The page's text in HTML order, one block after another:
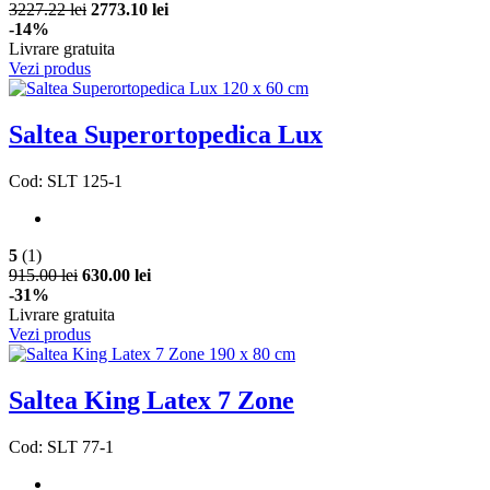
3227.22 lei 2773.10 lei
-14%
Livrare gratuita
Vezi produs
Saltea Superortopedica Lux
Cod: SLT 125-1
5 (1)
915.00 lei 630.00 lei
-31%
Livrare gratuita
Vezi produs
Saltea King Latex 7 Zone
Cod: SLT 77-1